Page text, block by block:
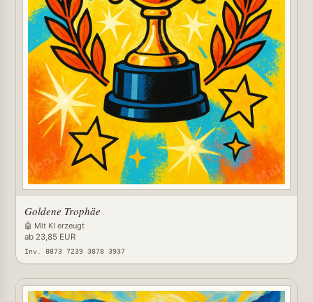
Goldene Trophäe
🤖 Mit KI erzeugt
ab 23,85 EUR
Inv. 8873 7239 3878 3937